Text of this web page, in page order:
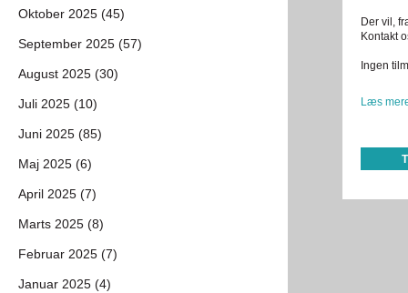
Der vil,
Kontakt
Ingen
Læs
Oktober 2025 (45)
September 2025 (57)
August 2025 (30)
Juli 2025 (10)
Juni 2025 (85)
Maj 2025 (6)
April 2025 (7)
Marts 2025 (8)
Februar 2025 (7)
Januar 2025 (4)